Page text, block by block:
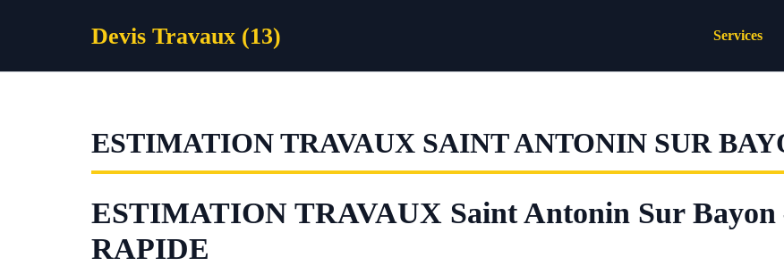
Devis Travaux (13) Services
ESTIMATION TRAVAUX SAINT ANTONIN SUR
ESTIMATION TRAVAUX Saint Antonin Sur
RAPIDE